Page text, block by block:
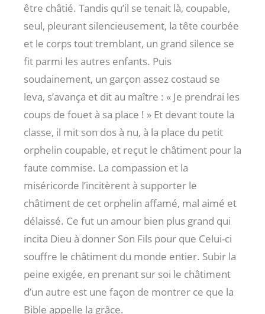
être châtié. Tandis qu’il se tenait là, coupable,
seul, pleurant silencieusement, la tête courbée
et le corps tout tremblant, un grand silence se
fit parmi les autres enfants. Puis
soudainement, un garçon assez costaud se
leva, s’avança et dit au maître : « Je prendrai les
coups de fouet à sa place ! » Et devant toute la
classe, il mit son dos à nu, à la place du petit
orphelin coupable, et reçut le châtiment pour la
faute commise. La compassion et la
miséricorde l’incitèrent à supporter le
châtiment de cet orphelin affamé, mal aimé et
délaissé. Ce fut un amour bien plus grand qui
incita Dieu à donner Son Fils pour que Celui-ci
souffre le châtiment du monde entier. Subir la
peine exigée, en prenant sur soi le châtiment
d’un autre est une façon de montrer ce que la
Bible appelle la grâce.